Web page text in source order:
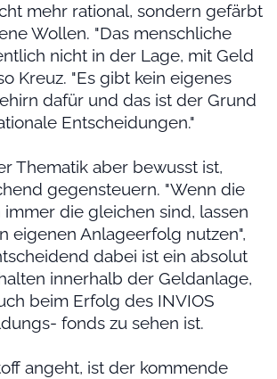
mehr rational, sondern gefärbt
Wollen. "Das menschliche
nicht in der Lage, mit Geld
Kreuz. "Es gibt kein eigenes
dafür und das ist der Grund
Entscheidungen."
Thematik aber bewusst ist,
gegensteuern. "Wenn die
die gleichen sind, lassen
eigenen Anlageerfolg nutzen",
dabei ist ein absolut
innerhalb der Geldanlage,
beim Erfolg des INVIOS
fonds zu sehen ist.
angeht, ist der kommende